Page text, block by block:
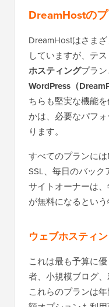
DreamHostの
DreamHostはさま
していますが、テ
ホスティングプラン
WordPress（
ちらも堅実な機能
かは、必要なパフ
ります。
すべてのプランに
SSL、毎日のバッ
サイトオーナーは
が無料になるという
ウェブホスティ
これは最も予算に
者、小規模ブログ、
これらのプランは